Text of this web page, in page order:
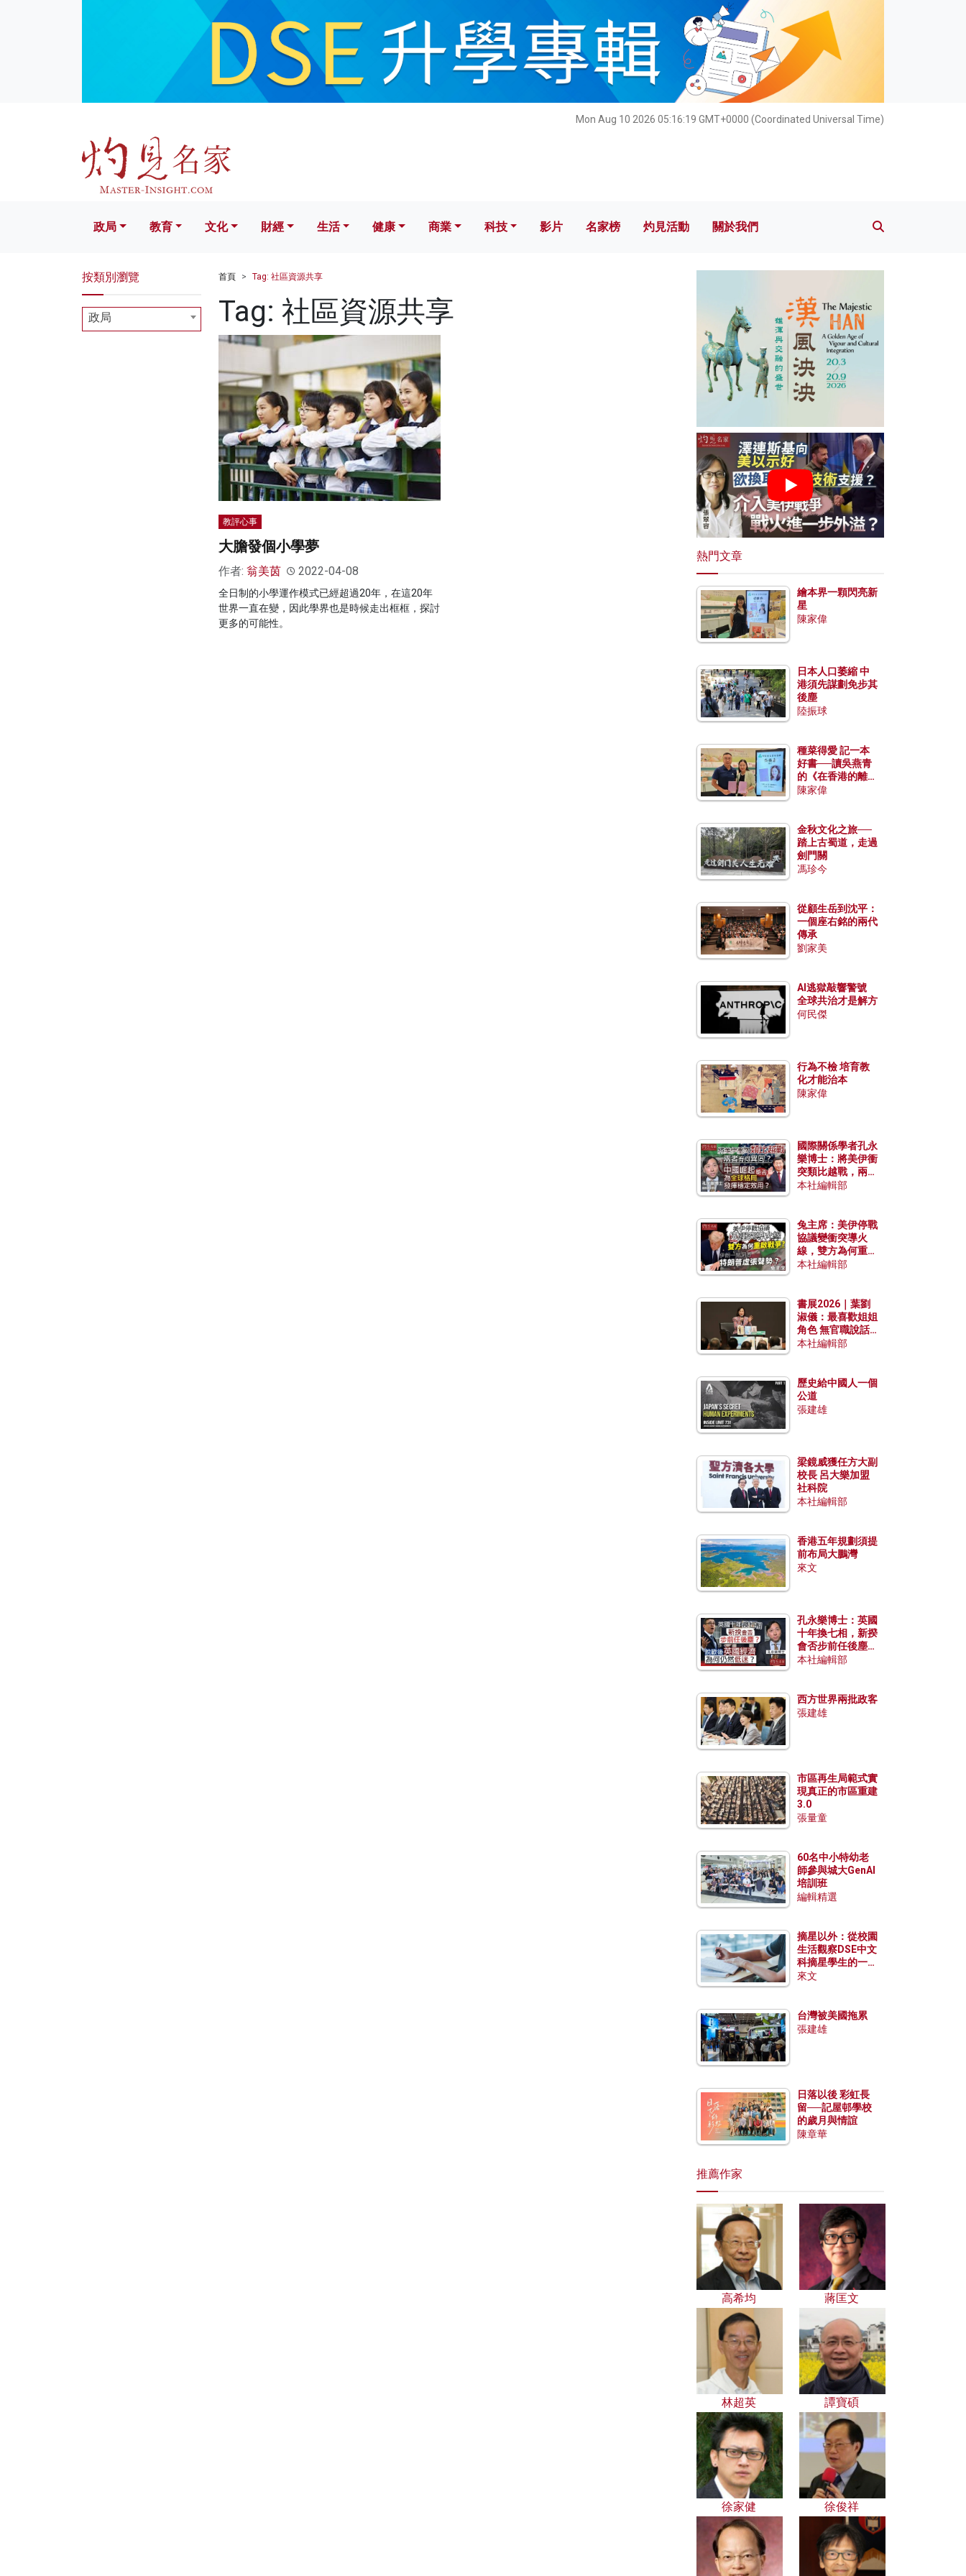
Mon Aug 10 2026 05:16:20 GMT+0000 (Coordinated Universal Time)
文化 財經 生活 健康 科技 影片 名家榜 灼見活動 關於我們
政局 教育 文化 財經 生活 健康 商業 科技 影片 名家榜 灼見活動 關於我們
首頁 Tag: 社區資源共享
Tag: 社區資源共享
教評心事
大膽發個小學夢
作者: 翁美茵 2022-04-08
全日制的小學運作模式已經超過20年，在這20年
世界一直在變，因此學界也是時候走出框框，探討
更多的可能性。
按類別瀏覽
政局
熱門文章
繪本界一顆閃亮新
星
陳家偉
日本人口萎縮 中
港須先謀劃免步其
後塵
陸振球
種菜得愛 記一本
好書──讀吳燕青
的《在香港的離島
種菜》
陳家偉
金秋文化之旅──
踏上古蜀道，走過
劍門關
馮珍今
從顧生岳到沈平：
一個座右銘的兩代
傳承
劉家美
AI逃獄敲響警號
全球共治才是解方
何民傑
行為不檢 培育教
化才能治本
陳家偉
國際關係學者孔永
樂博士：將美伊衝
突類比越戰，兩者
有何異同？中國崛
本社編輯部
兔主席：美伊停戰
協議變衝突導火
線，雙方為何重啟
戰爭？伊朗一早洞
本社編輯部
書展2026｜葉劉
淑儀：最喜歡姐姐
角色 無官職說話
包袱少
本社編輯部
歷史給中國人一個
公道
張建雄
梁鏡威獲任方大副
校長 呂大樂加盟
社科院
本社編輯部
香港五年規劃須提
前布局大鵬灣
來文
孔永樂博士：英國
十年換七相，新揆
會否步前任後塵？
脫歐後英國經濟為
本社編輯部
西方世界兩批政客
張建雄
市區再生局範式實
現真正的市區重建
3.0
張量童
60名中小特幼老
師參與城大GenAI
培訓班
編輯精選
摘星以外：從校園
生活觀察DSE中文
科摘星學生的一點
特質
來文
台灣被美國拖累
張建雄
日落以後 彩虹長
留──記屋邨學校
的歲月與情誼
陳章華
推薦作家
高希均 蔣匡文
林超英 譚寶碩
徐家健 徐俊祥